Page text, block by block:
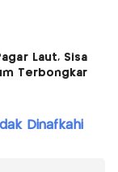
Laut, Sisa
Terbongkar
Dinafkahi